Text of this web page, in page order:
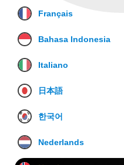
Français
Bahasa Indonesia
Italiano
日本語
한국어
Nederlands